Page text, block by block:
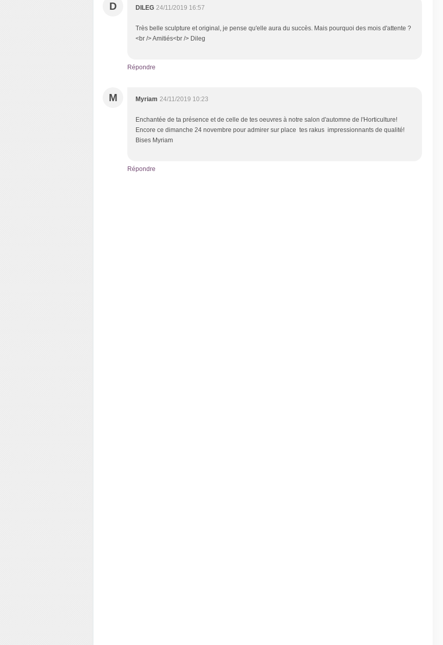
D DILEG 24/11/2019 16:57
Très belle sculpture et original, je pense qu'elle aura du succès. Mais pourquoi des mois d'attente ?
<br /> Amitiés<br /> Dileg
Répondre
M Myriam 24/11/2019 10:23
Enchantée de ta présence et de celle de tes oeuvres à notre salon d'automne de l'Horticulture!
Encore ce dimanche 24 novembre pour admirer sur place tes rakus impressionnants de qualité!
Bises Myriam
Répondre